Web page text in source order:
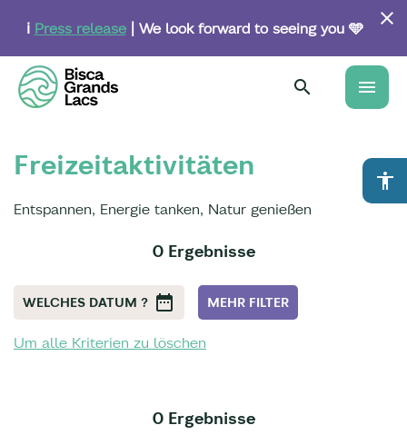
content
ℹ️ Press release| We look forward to seeing you 🩵
menu
accessibility
Freizeitaktivitäten
Entspannen, Energie tanken, Natur genießen
0 Ergebnisse
WELCHES DATUM ? MEHR FILTER
Um alle Kriterien zu löschen
0 Ergebnisse